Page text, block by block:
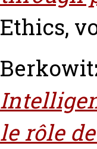
Ethics,
le rôle